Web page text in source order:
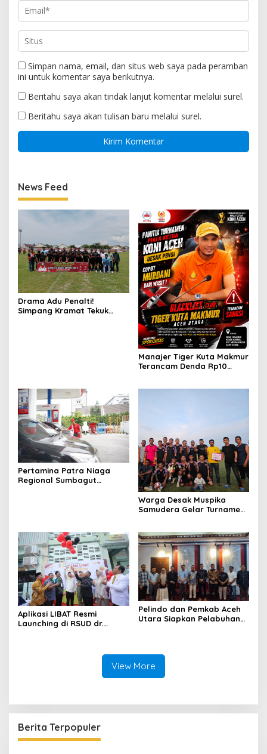
Simpan nama, email, dan situs web saya pada peramban
ini untuk komentar saya berikutnya.
Beritahu saya akan tindak lanjut komentar melalui surel.
Beritahu saya akan tulisan baru melalui surel.
News Feed
Drama Adu Penalti!
Simpang Kramat Tekuk
Manajer Tiger Kuta Makmur
Terancam Denda Rp10
Pertamina Patra Niaga
Regional Sumbagut
Warga Desak Muspika
Samudera Gelar Turnamen
Aplikasi LIBAT Resmi
Launching di RSUD dr.
Pelindo dan Pemkab Aceh
Utara Siapkan Pelabuhan
View More
Berita Terpopuler